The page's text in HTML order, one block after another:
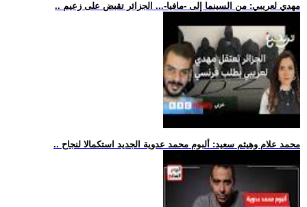
.. مهدي لعريبي: من السينما إلى -مافيا-... الجزائر تقبض على زعيم
.. محمد علام وهيثم سعيد: ألبوم محمد عدوية الجديد استكمالا لنجاح